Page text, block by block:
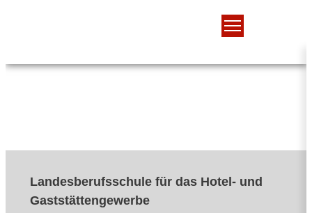
Landesberufsschule für das Hotel- und
Gaststättengewerbe